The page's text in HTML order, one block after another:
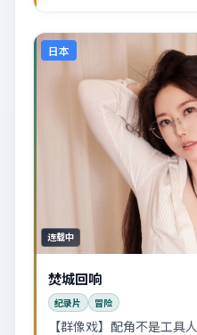
日本
连载中
焚城回响
纪录片 冒险
【群像戏】配角不是工具